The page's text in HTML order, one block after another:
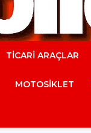
TİCARİ ARAÇLAR
MOTOSİKLET